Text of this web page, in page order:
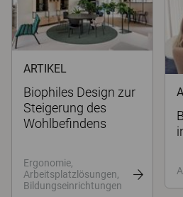
ARTIKEL
Biophiles Design zur
Steigerung des
Wohlbefindens
Ergonomie,
Arbeitsplatzlösungen,
Bildungseinrichtungen